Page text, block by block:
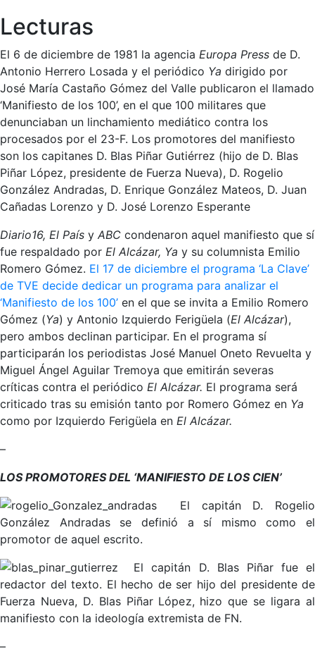
Lecturas
El 6 de diciembre de 1981 la agencia Europa Press de D.
Antonio Herrero Losada y el periódico Ya dirigido por
José María Castaño Gómez del Valle publicaron el llamado
‘Manifiesto de los 100’, en el que 100 militares que
denunciaban un linchamiento mediático contra los
procesados por el 23-F. Los promotores del manifiesto
son los capitanes D. Blas Piñar Gutiérrez (hijo de D. Blas
Piñar López, presidente de Fuerza Nueva), D. Rogelio
González Andradas, D. Enrique González Mateos, D. Juan
Cañadas Lorenzo y D. José Lorenzo Esperante
Diario16, El País y ABC condenaron aquel manifiesto que sí
fue respaldado por El Alcázar, Ya y su columnista Emilio
Romero Gómez. El 17 de diciembre el programa ‘La Clave’
de TVE decide dedicar un programa para analizar el
‘Manifiesto de los 100’ en el que se invita a Emilio Romero
Gómez (Ya) y Antonio Izquierdo Ferigüela (El Alcázar),
pero ambos declinan participar. En el programa sí
participarán los periodistas José Manuel Oneto Revuelta y
Miguel Ángel Aguilar Tremoya que emitirán severas
críticas contra el periódico El Alcázar. El programa será
criticado tras su emisión tanto por Romero Gómez en Ya
como por Izquierdo Ferigüela en El Alcázar.
–
LOS PROMOTORES DEL ‘MANIFIESTO DE LOS CIEN’
El capitán D. Rogelio
González Andradas se definió a sí mismo como el
promotor de aquel escrito.
El capitán D. Blas Piñar fue el
redactor del texto. El hecho de ser hijo del presidente de
Fuerza Nueva, D. Blas Piñar López, hizo que se ligara al
manifiesto con la ideología extremista de FN.
–